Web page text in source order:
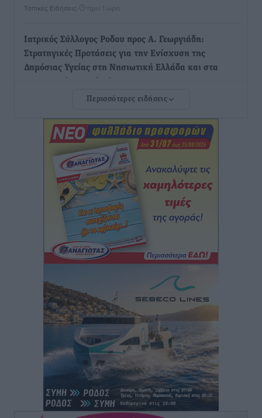
Τοπικές Ειδήσεις πριν 1 ώρα
Iατρικός Σύλλογος Ροδου προς Α. Γεωργιάδη:
Στρατηγικές Προτάσεις για την Ενίσχυση της
Δημόσιας Υγείας στη Νησιωτική Ελλάδα και στα
πριν 1 ώρα
Πάνθηρες: Ξεκίνησαν αισιόδοξοι για την παρθενική
“πτήση” τους
Αθλητικά• πριν 2 ώρες
Άρης Αρχαγγέλου: Στο πλευρό του άτυχου Ιάκωβου
πριν 2 ώρες
Φοίβος: Η μεγάλη επιστροφή του Μπρένο Σαλβατιέρα
Αθλητικά• πριν 2 ώρες
Κλεάνθης: Έτοιμες οι κάρτες διαρκείας της νέας
σεζόν
Αθλητικά• πριν 2 ώρες
Ατρόμητος Διμυλιάς: Ο Μαργαρίτης και μία
αδιαπραγμάτευτη φιλοσοφία
πριν 2 ώρες
Γ.Σ. Διαγόρας: Επέστρεψε στις Ακαδημίες η Ειρήνη
Περισσότερες ειδήσεις